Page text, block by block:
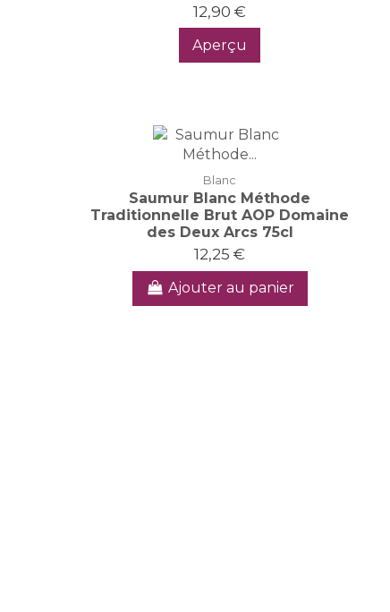
12,90 €
Aperçu
Blanc
Saumur Blanc Méthode
Traditionnelle Brut AOP Domaine
des Deux Arcs 75cl
12,25 €
Ajouter au panier